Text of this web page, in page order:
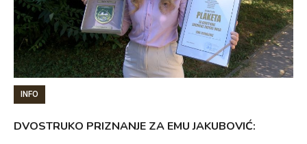
INFO
DVOSTRUKO PRIZNANJE ZA EMU JAKUBOVIĆ: